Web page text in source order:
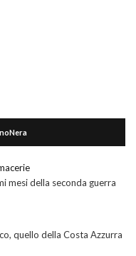
mesi della seconda guerra
quello della Costa Azzurra